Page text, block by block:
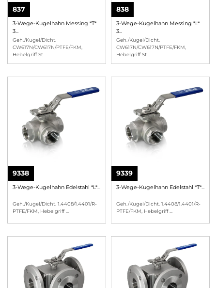
837
3-Wege-Kugelhahn Messing *T*
3...
Geh./Kugel/Dicht.
CW617N/CW617N/PTFE/FKM,
Hebelgriff St...
838
3-Wege-Kugelhahn Messing *L*
3...
Geh./Kugel/Dicht.
CW617N/CW617N/PTFE/FKM,
Hebelgriff St...
9338
3-Wege-Kugelhahn Edelstahl *L*...
Geh./Kugel/Dicht. 1.4408/1.4401/R-
PTFE/FKM, Hebelgriff...
9339
3-Wege-Kugelhahn Edelstahl *T*...
Geh./Kugel/Dicht. 1.4408/1.4401/R-
PTFE/FKM, Hebelgriff...